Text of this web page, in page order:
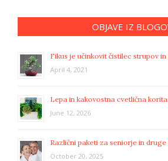
OBJAVE IZ
Fikus je učinkovit čistilec strupov
April 4, 2021
Lepa in kakovostna cvetlična korita
June 12, 2026
Različni paketi za seniorje in
October 20, 2025